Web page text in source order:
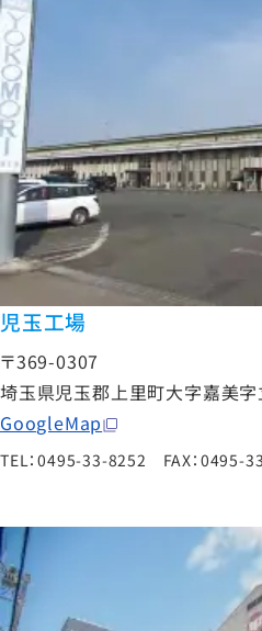
児玉工場
〒369-0307
埼玉県児玉郡上里町大字嘉美
GoogleMap
TEL：0495-33-8252 FAX：0495-